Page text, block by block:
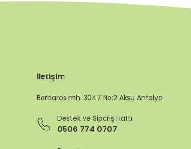
İletişim
Barbaros mh. 3047 No:2 Aksu Antalya
Destek ve Sipariş Hattı
0506 774 0707